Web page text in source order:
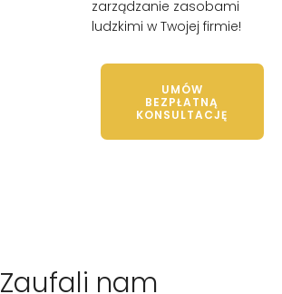
zarządzanie zasobami
ludzkimi w Twojej firmie!
UMÓW
BEZPŁATNĄ
KONSULTACJĘ
Zaufali nam